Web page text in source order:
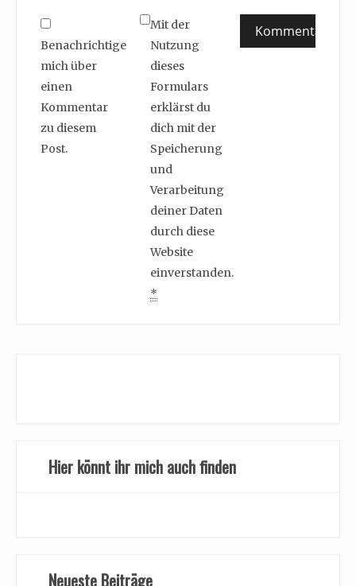
Benachrichtige
mich über
einen
Kommentar
zu diesem
Post.
Mit der
Nutzung
dieses
Formulars
erklärst du
dich mit der
Speicherung
und
Verarbeitung
deiner Daten
durch diese
Website
einverstanden.
*
Hier könnt ihr mich auch finden
Neueste Beiträge